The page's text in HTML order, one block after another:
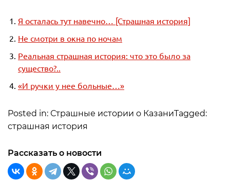
Я осталась тут навечно… [Страшная история]
Не смотри в окна по ночам
Реальная страшная история: что это было за
существо?..
«И ручки у нее больные…»
Posted in: Страшные истории о КазаниTagged:
страшная история
Рассказать о новости